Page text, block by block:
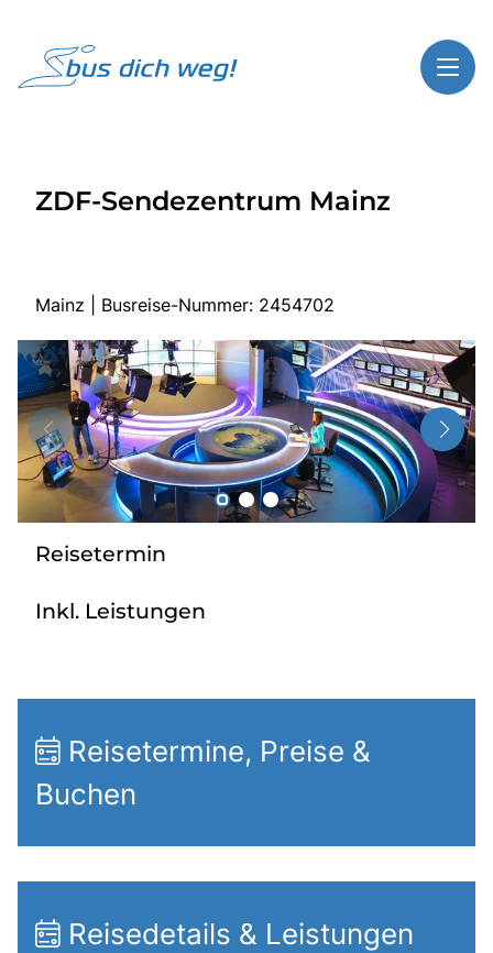
Highlights
Start
Busreisen
Bus mieten
Über Bus dich weg!
Radio
Sie befinden sich in:
Österreich
ZDF-Sendezentrum Mainz
Mainz | Busreise-Nummer: 2454702
Reisetermin
Inkl. Leistungen
Reisetermine, Preise &
Buchen
Reisedetails & Leistungen